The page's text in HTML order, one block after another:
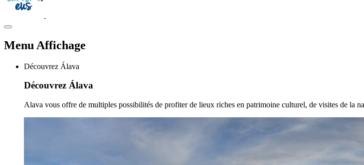
Menu Affichage
Découvrez Álava
Découvrez Álava
Alava vous offre de multiples possibilités de profiter de lieux riches en patrimoine culturel, de visites de la